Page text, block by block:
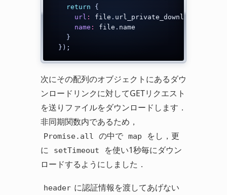
return
{
url : file . url_private_download
name : file . name
}
} ) ;
次にその配列のオブジェクトにあるダウ
ンロードリンクに対してGETリクエスト
を送りファイルをダウンロードします．
非同期関数内であるため，
Promise.all の中で map
をし，更
に
setTimeout
を使い1秒毎にダウン
ロードするようにしました．
header に認証情報を渡してあげない